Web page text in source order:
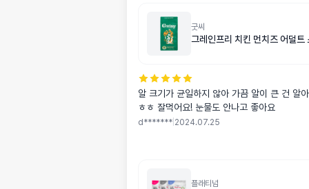
굿씨
그레인프리 치킨 먼치즈 어덜
알 크기가 균일하지 않아 가끔 알이 큰 건 알
ㅎㅎ 잘먹어요! 눈물도 안나고 좋아요
d******* 2024.07.25
플래티넘